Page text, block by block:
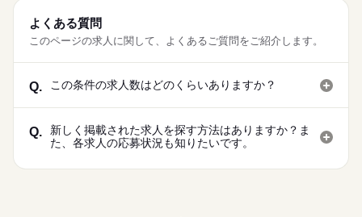
よくある質問
このページの求人に関して、よくあるご質問をご紹介します。
Q. この条件の求人数はどのくらいありますか？
Q.
新しく掲載された求人を探す方法はありますか？ま
た、各求人の応募状況も知りたいです。